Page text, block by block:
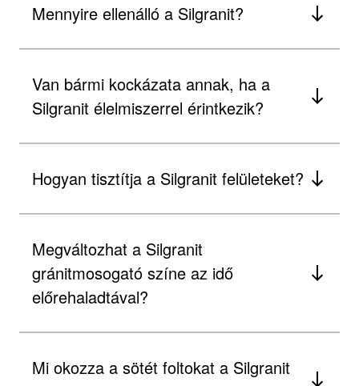
Mennyire ellenálló a Silgranit?
Van bármi kockázata annak, ha a
Silgranit élelmiszerrel érintkezik?
Hogyan tisztítja a Silgranit felületeket?
Megváltozhat a Silgranit
gránitmosogató színe az idő
előrehaladtával?
Mi okozza a sötét foltokat a Silgranit